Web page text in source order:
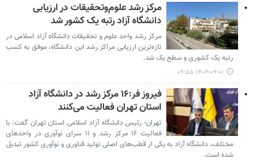
مرکز رشد علوم‌وتحقیقات در ارزیابی
دانشگاه آزاد رتبه یک کشور شد
مرکز رشد واحد علوم و تحقیقات دانشگاه آزاد اسلامی در
تازه‌ترین ارزیابی مراکز رشد این دانشگاه، موفق به کسب
رتبه یک کشوری و سطح یک شد.
۱۴۰۴-۰۹-۰۱ ۰۹:۵۵
فیروز فر:۱۶ مرکز رشد در دانشگاه آزاد
استان تهران فعالیت می‌کنند
تهران- رئیس دانشگاه آزاد اسلامی استان تهران گفت: با
فعالیت ۱۶ مرکز رشد و ۱۱ سرای نوآوری در واحدهای
مختلف، دانشگاه آزاد به یکی از قطب‌های اصلی تولید فناوری و نوآوری کشور تبدیل
شده است.